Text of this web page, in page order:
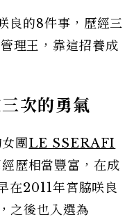
的8件事，歷經三
理王，靠這招養成
次的勇氣
團LE SSERAFI
歷相當豐富，在成
2011年宮脇咲良
之後也入選為